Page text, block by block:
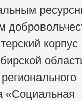
корпус
«Социальная